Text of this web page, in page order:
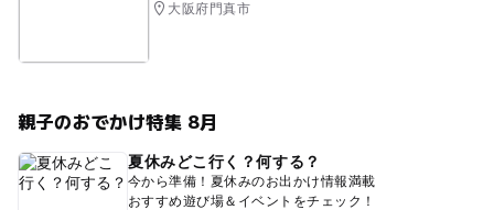
大阪府門真市
親子のおでかけ特集 8月
夏休みどこ行く？何する？
今から準備！夏休みのお出かけ情報満載
おすすめ遊び場＆イベントをチェック！